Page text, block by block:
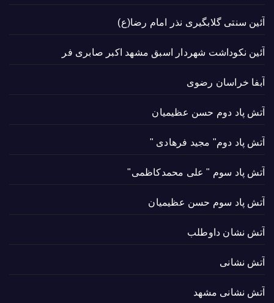
آئین سنتی گلابگیری نذر امام رضا(ع)
آئین نکوداشت شهردار اسبق مشهد اکبر صابری فر
آبفا خراسان رضوی
آتش پاد دوم حسن عظیمیان
آتش پاد دوم" مجید فرهادی "
آتش پاد سوم " علی محمدکاظمی"
آتش پاد سوم حسن عظیمیان
آتش نشان داوطلب
آتش نشانی
آتش نشانی مشهد